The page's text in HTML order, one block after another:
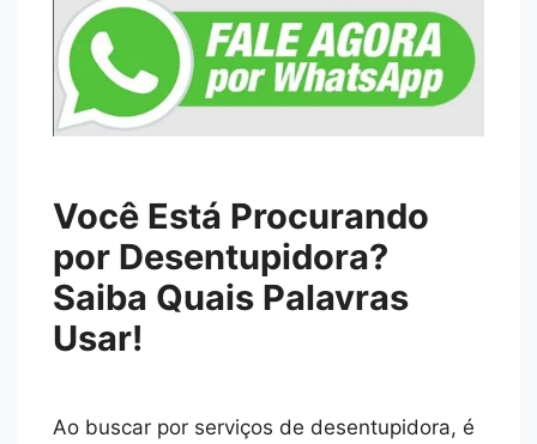
Você Está Procurando
por Desentupidora?
Saiba Quais Palavras
Usar!
Ao buscar por serviços de desentupidora, é